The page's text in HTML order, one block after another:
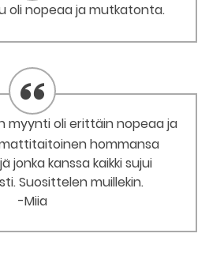
oli nopeaa ja mutkatonta.
myynti oli erittäin nopeaa ja
hommansa
jonka kanssa kaikki sujui
Suosittelen muillekin.
-Miia